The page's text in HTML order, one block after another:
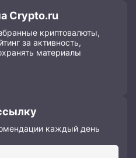
Crypto.ru
криптовалюты,
за активность,
материалы
каждый день